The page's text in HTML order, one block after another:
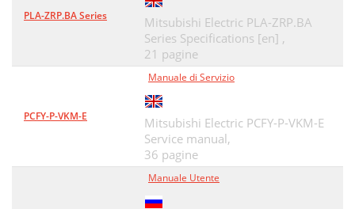
PLA-ZRP.BA Series
Mitsubishi Electric PLA-ZRP.BA
Series Specifications [en] ,
21 pagine
PCFY-P-VKM-E
Manuale di Servizio
Mitsubishi Electric PCFY-P-VKM-E
Service manual,
36 pagine
Manuale Utente